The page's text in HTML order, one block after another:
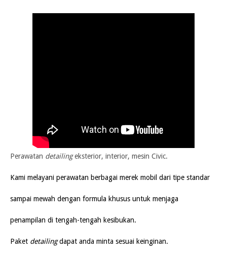
Perawatan detailingeksterior, interior, mesin Civic.
Kami melayani perawatan berbagai merek mobil dari tipe standar
sampai mewah dengan formula khusus untuk menjaga
penampilan di tengah-tengah kesibukan.
Paket detailing dapat anda minta sesuai keinginan.